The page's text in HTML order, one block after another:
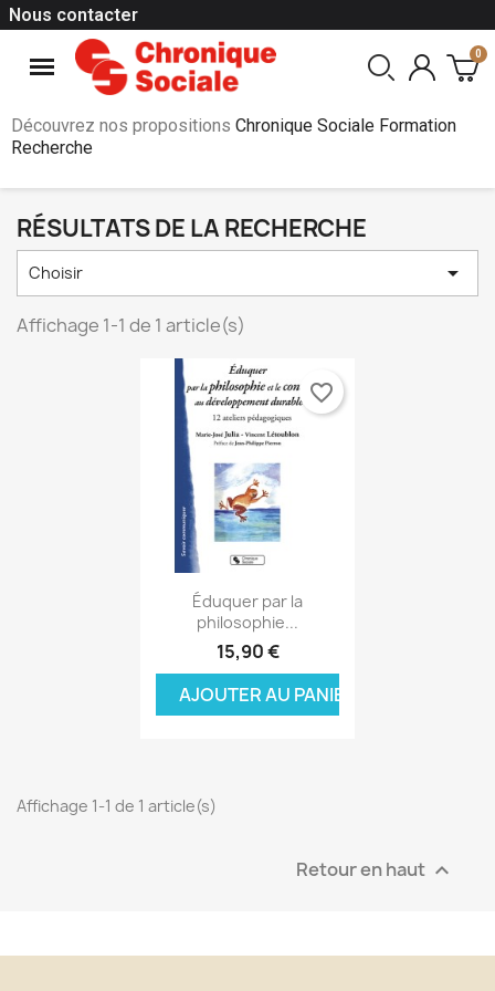
Nous contacter
Découvrez nos propositions Chronique Sociale Formation
Recherche
RÉSULTATS DE LA RECHERCHE
Choisir 
Affichage 1-1 de 1 article(s)
Aperçu rapide
Éduquer par la
philosophie...
15,90 €
AJOUTER AU PANIER
favorite_border
Affichage 1-1 de 1 article(s)
Retour en haut 